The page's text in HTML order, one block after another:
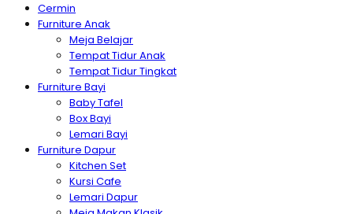
Cermin
Furniture Anak
Meja Belajar
Tempat Tidur Anak
Tempat Tidur Tingkat
Furniture Bayi
Baby Tafel
Box Bayi
Lemari Bayi
Furniture Dapur
Kitchen Set
Kursi Cafe
Lemari Dapur